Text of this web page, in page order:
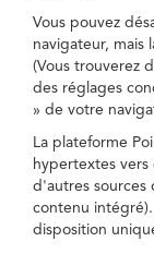
Vous pouvez
navigateur, mais
(Vous trouverez
des réglages
» de votre
La plateforme
hypertextes vers
d'autres sources
contenu intégré).
disposition